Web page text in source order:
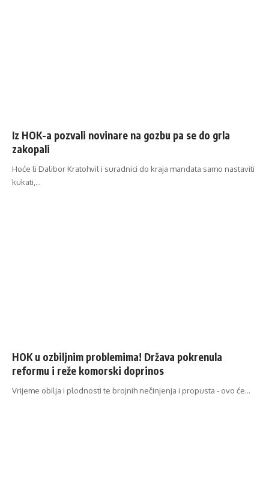
Iz HOK-a pozvali novinare na gozbu pa se do grla
zakopali
Hoće li Dalibor Kratohvil i suradnici do kraja mandata samo nastaviti
kukati,…
HOK u ozbiljnim problemima! Država pokrenula
reformu i reže komorski doprinos
Vrijeme obilja i plodnosti te brojnih nečinjenja i propusta - ovo će…